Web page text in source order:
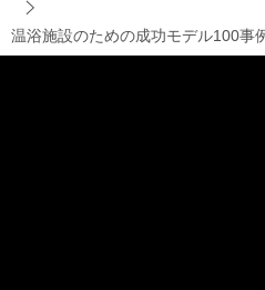
温浴施設のための成功モデル100事